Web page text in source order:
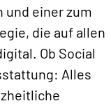
einer zum
die auf allen
Ob Social
Alles